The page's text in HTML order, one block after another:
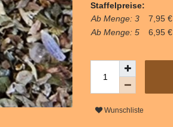
Staffelpreise:
Ab Menge: 3
7,95 €
Ab Menge: 5
6,95 €
Wunschliste